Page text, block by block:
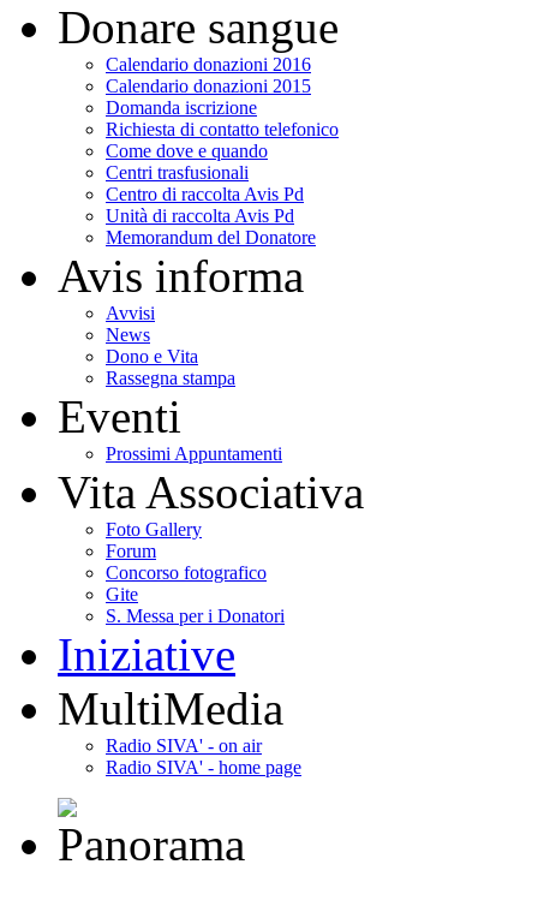
Donare sangue
Calendario donazioni 2016
Calendario donazioni 2015
Domanda iscrizione
Richiesta di contatto telefonico
Come dove e quando
Centri trasfusionali
Centro di raccolta Avis Pd
Unità di raccolta Avis Pd
Memorandum del Donatore
Avis informa
Avvisi
News
Dono e Vita
Rassegna stampa
Eventi
Prossimi Appuntamenti
Vita Associativa
Foto Gallery
Forum
Concorso fotografico
Gite
S. Messa per i Donatori
Iniziative
MultiMedia
Radio SIVA' - on air
Radio SIVA' - home page